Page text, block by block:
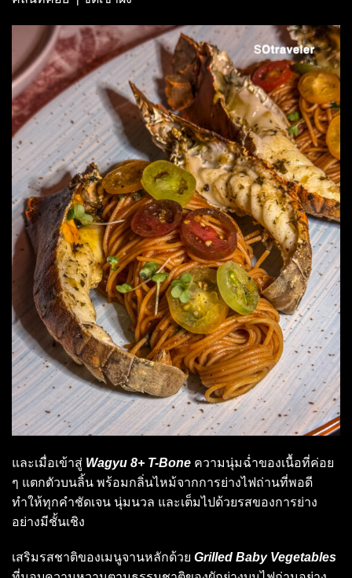
และเมื่อเข้าสู่ Wagyu 8+ T-Bone ความนุ่มฉ่ำของเนื้อที่ค่อย
ๆ แตกตัวบนลิ้น พร้อมกลิ่นไหม้จากการย่างไฟถ่านที่พอดี
ทำให้ทุกคำชัดเจน นุ่มนวล และเต็มไปด้วยรสของการย่าง
อย่างมีชั้นเชิง
เสริมรสชาติของเมนูจานหลักด้วย Grilled Baby Vegetables